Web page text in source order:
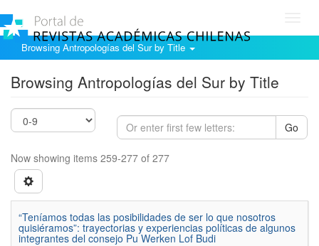
Browsing Antropologías del Sur by Title
Browsing Antropologías del Sur by Title
Go
Now showing items 259-277 of 277
“Teníamos todas las posibilidades de ser lo que nosotros
quisiéramos”: trayectorias y experiencias políticas de algunos
integrantes del consejo Pu Werken Lof Budi